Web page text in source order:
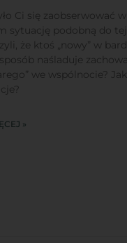
Ci się zaobserwować
sytuację podobną do
że ktoś „nowy” w
naśladuje
we wspólnocie?
»